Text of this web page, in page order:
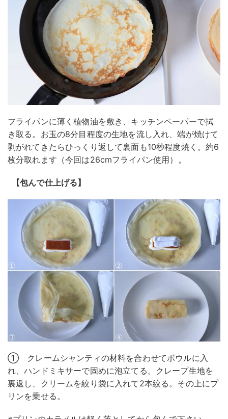
フライパンに薄く植物油を敷き、キッチンペーパーで拭
き取る。お玉の8分目程度の生地を流し入れ、端が焼けて
剥がれてきたらひっくり返して裏面も10秒程度焼く。約6
枚分取れます（今回は26cmフライパン使用）。
【包んで仕上げる】
① クレームシャンティの材料を合わせてボウルに入
れ、ハンドミキサーで固めに泡立てる。クレープ生地を
裏返し、クリームを絞り袋に入れて2本絞る。その上にプ
リンを乗せる。